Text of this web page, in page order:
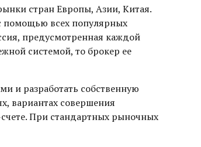
стран Европы, Азии, Китая.
помощью всех популярных
предусмотренная каждой
системой, то брокер ее
и разработать собственную
вариантах совершения
При стандартных рыночных